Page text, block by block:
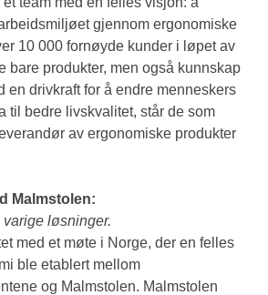
gjennom ergonomiske
10 000 fornøyde kunder i løpet av
bare produkter, men også kunnskap
en drivkraft for å endre menneskers
til bedre livskvalitet, står de som
av ergonomiske produkter
Malmstolen:
løsninger.
med et møte i Norge, der en felles
ble etablert mellom
og Malmstolen. Malmstolen